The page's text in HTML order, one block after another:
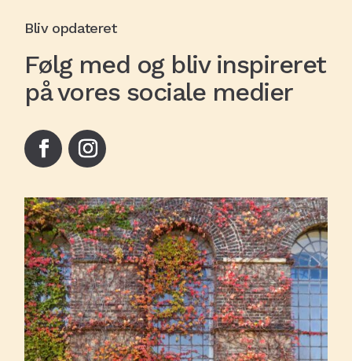
Bliv opdateret
Følg med og bliv inspireret
på vores sociale medier